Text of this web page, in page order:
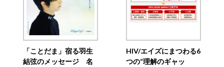
「ことだま」宿る羽生
結弦のメッセージ 名
HIV/エイズにまつわる6
つの“理解のギャッ